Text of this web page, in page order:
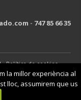
- 747 85 66 35
-Política de cookies-
la millor experiència al
lloc, assumirem que us